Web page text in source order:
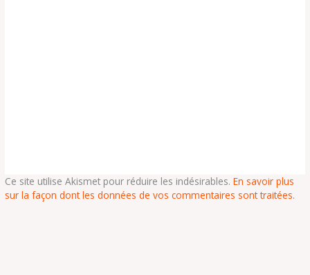
Ce site utilise Akismet pour réduire les indésirables.En savoir plus
sur la façon dont les données de vos commentaires sont traitées.